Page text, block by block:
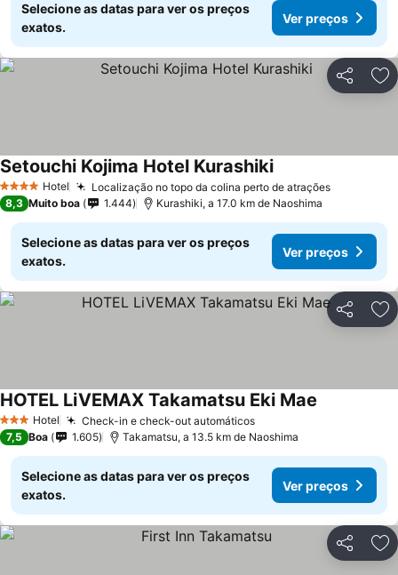
Selecione as datas para ver os preços
exatos.
Ver preços
Partilhar
4 EstrelasHotel Localização no topo da colina perto de atrações
Setouchi Kojima Hotel Kurashiki
8,3 Muito boa 1.444 Kurashiki, a 17.0 km de Naoshima
Selecione as datas para ver os preços
exatos.
Ver preços
Partilhar
3 EstrelasHotel Check-in e check-out automáticos
HOTEL LiVEMAX Takamatsu Eki Mae
7,5 Boa 1.605 Takamatsu, a 13.5 km de Naoshima
Selecione as datas para ver os preços
exatos.
Ver preços
Partilhar